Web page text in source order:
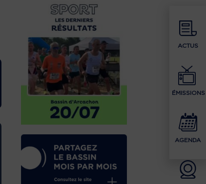
ACTUS
ÉMISSIONS
AGENDA